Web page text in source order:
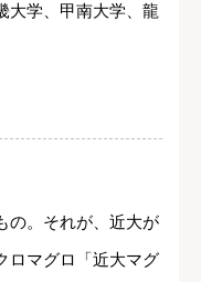
大学、甲南大学、龍
の。それが、近大が
ロマグロ「近大マグ